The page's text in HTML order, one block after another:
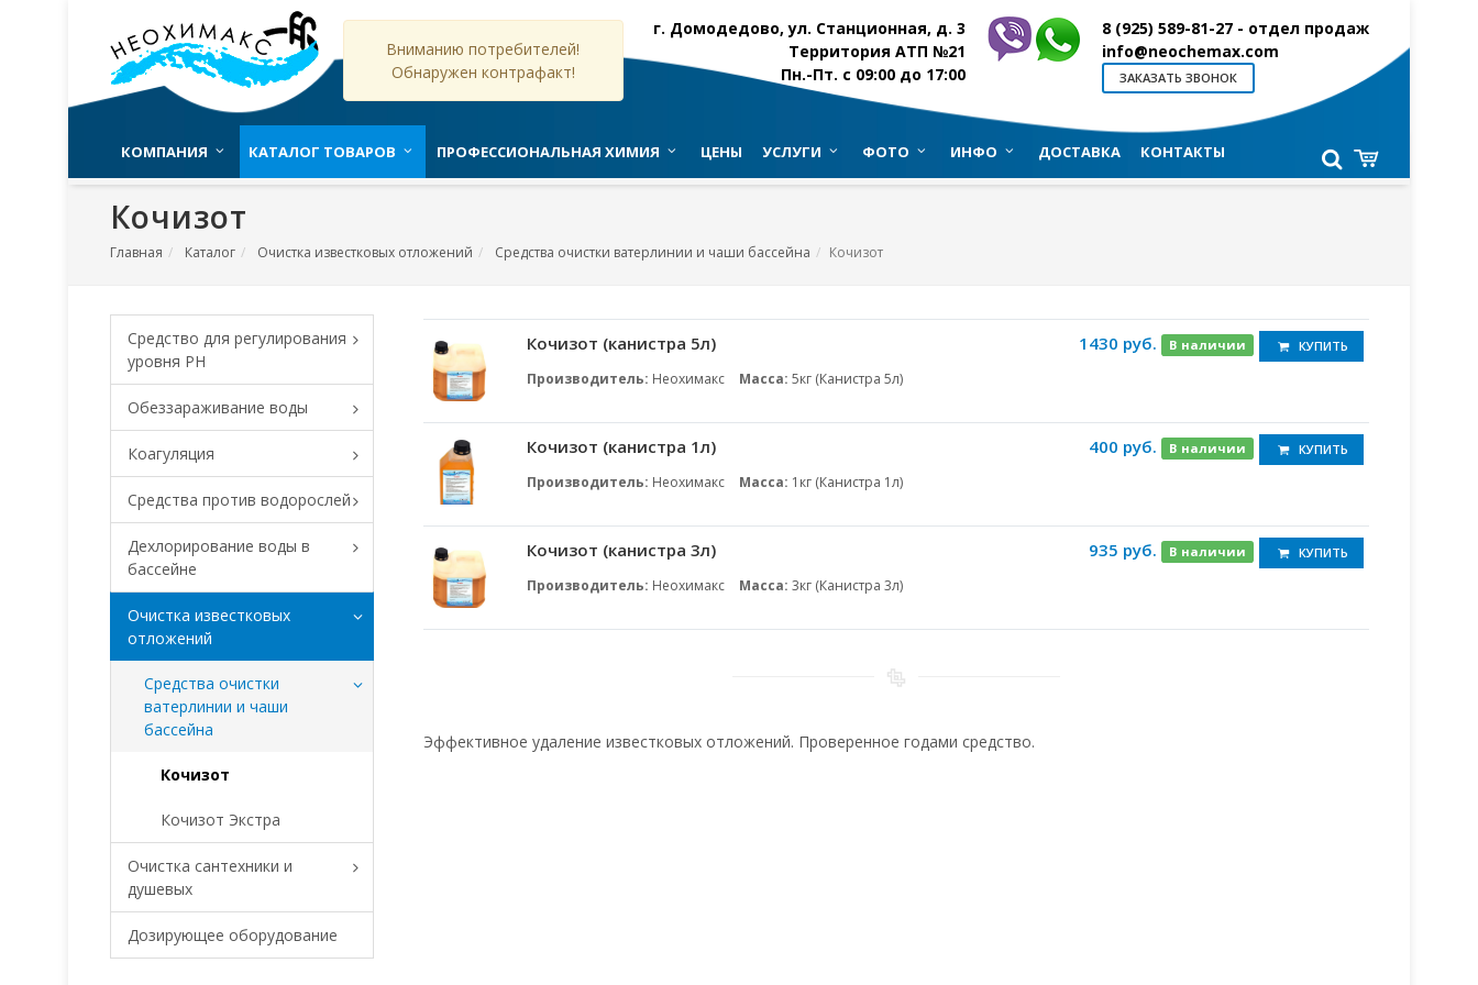
Вниманию потребителей!
Обнаружен контрафакт!
г. Домодедово, ул. Станционная, д. 3
Территория АТП №21
Пн.-Пт. с 09:00 до 17:00
8 (925) 589-81-27- отдел продаж
info@neochemax.com
ЗАКАЗАТЬ ЗВОНОК
КОМПАНИЯ КАТАЛОГ ТОВАРОВ ПРОФЕССИОНАЛЬНАЯ ХИМИЯ ЦЕНЫ УСЛУГИ ФОТО ИНФО ДОСТАВКА КОНТАКТЫ
Кочизот
Главная Каталог Очистка известковых отложений Средства очистки ватерлинии и чаши бассейна Кочизот
Средство для регулирования
уровня PH
Обеззараживание воды
Коагуляция
Средства против водорослей
Дехлорирование воды в
бассейне
Очистка известковых
отложений
Средства очистки
ватерлинии и чаши
бассейна
Кочизот
Кочизот Экстра
Очистка сантехники и
душевых
Дозирующее оборудование
Кочизот (канистра 5л) КУПИТЬ
1430 руб. В наличии
Производитель: Неохимакс Масса: 5кг (Канистра 5л)
Кочизот (канистра 1л) КУПИТЬ
400 руб. В наличии
Производитель: Неохимакс Масса: 1кг (Канистра 1л)
Кочизот (канистра 3л) КУПИТЬ
935 руб. В наличии
Производитель: Неохимакс Масса: 3кг (Канистра 3л)
Эффективное удаление известковых отложений. Проверенное годами средство.